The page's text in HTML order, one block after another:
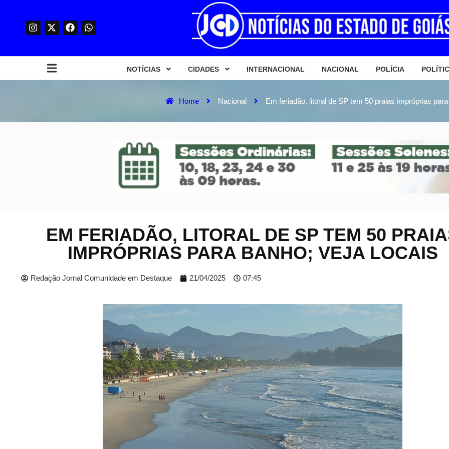
NOTÍCIAS CIDADES INTERNACIONAL NACIONAL POLÍCIA
Home Nacional Em feriadão, litoral de SP tem 50 praias impróprias
EM FERIADÃO, LITORAL DE SP TEM 50
IMPRÓPRIAS PARA BANHO; VEJA LOCAIS
Redação Jornal Comunidade em Destaque 21/04/2025 07:45